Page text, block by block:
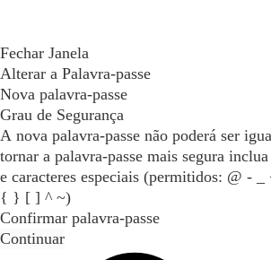
Fechar Janela
Alterar a Palavra-passe
Nova palavra-passe
Grau de Segurança
A nova palavra-passe não poderá ser igual
tornar a palavra-passe mais segura
e caracteres especiais (permitidos: @ -
{ } [ ] ^ ~)
Confirmar palavra-passe
Continuar